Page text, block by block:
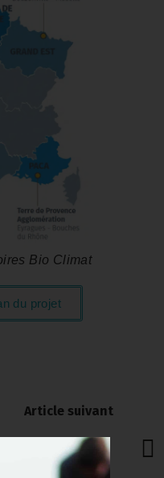
Bio Climat
du projet
Article suivant
Montpellier
Méditerranée